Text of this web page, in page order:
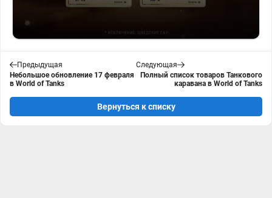
Предыдущая
Небольшое обновление 17 февраля
в World of Tanks
Следующая
Полный список товаров Танкового
каравана в World of Tanks
Вернуться к списку